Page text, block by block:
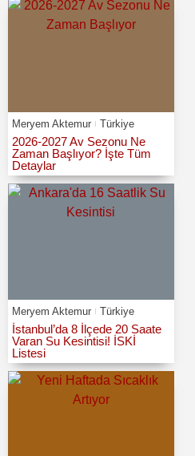
Meryem Aktemur Türkiye
2026-2027 Av Sezonu Ne
Zaman Başlıyor? İşte Tüm
Detaylar
Meryem Aktemur Türkiye
İstanbul’da 8 İlçede 20 Saate
Varan Su Kesintisi! İSKİ
Listesi